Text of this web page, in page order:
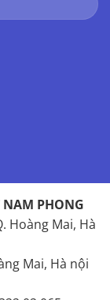
NAM PHONG
Hoàng Mai, Hà
Mai, Hà nội